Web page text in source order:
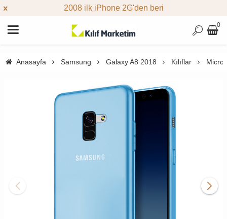
2008 ilk iPhone 2G'den beri
0
Anasayfa Samsung Galaxy A8 2018 Kılıflar